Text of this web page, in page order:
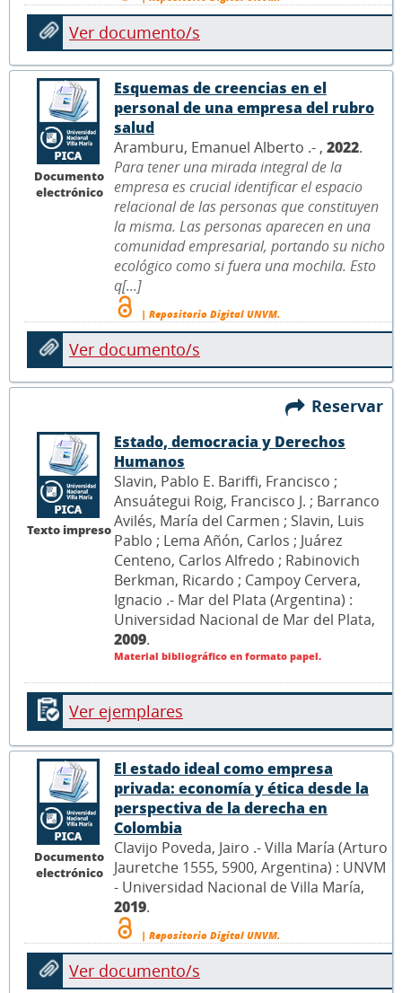
Ver documento/s
Documento
electrónico
Esquemas de creencias en el
personal de una empresa del rubro
salud
Aramburu, Emanuel Alberto .- , 2022.
Para tener una mirada integral de la
empresa es crucial identificar el espacio
relacional de las personas que constituyen
la misma. Las personas aparecen en una
comunidad empresarial, portando su nicho
ecológico como si fuera una mochila. Esto
q[...]
| Repositorio Digital UNVM.
Ver documento/s
Reservar
Texto impreso
Estado, democracia y Derechos
Humanos
Slavin, Pablo E. Bariffi, Francisco ;
Ansuátegui Roig, Francisco J. ; Barranco
Avilés, María del Carmen ; Slavin, Luis
Pablo ; Lema Añón, Carlos ; Juárez
Centeno, Carlos Alfredo ; Rabinovich
Berkman, Ricardo ; Campoy Cervera,
Ignacio .- Mar del Plata (Argentina) :
Universidad Nacional de Mar del Plata,
2009.
Material bibliográfico en formato papel.
Ver ejemplares
Documento
electrónico
El estado ideal como empresa
privada: economía y ética desde la
perspectiva de la derecha en
Colombia
Clavijo Poveda, Jairo .- Villa María (Arturo
Jauretche 1555, 5900, Argentina) : UNVM
- Universidad Nacional de Villa María,
2019.
| Repositorio Digital UNVM.
Ver documento/s